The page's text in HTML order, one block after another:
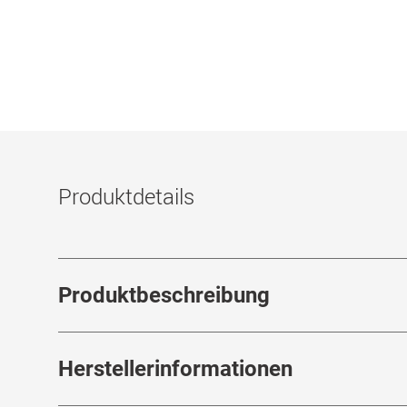
Produktdetails
Produktbeschreibung
Blink intensive tears von AMO (American
Herstellerinformationen